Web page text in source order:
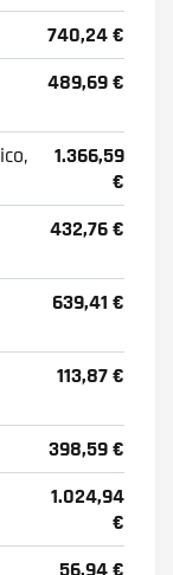
740,24 €
489,69 €
1.366,59
€
432,76 €
639,41 €
113,87 €
398,59 €
1.024,94
€